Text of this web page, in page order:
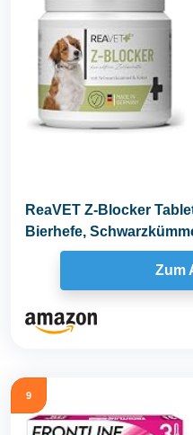
ReaVET Z-Blocker
Bierhefe,
Monatsrationen...
Zum
9